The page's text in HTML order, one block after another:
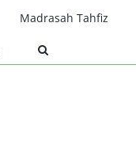
Madrasah Tahfiz